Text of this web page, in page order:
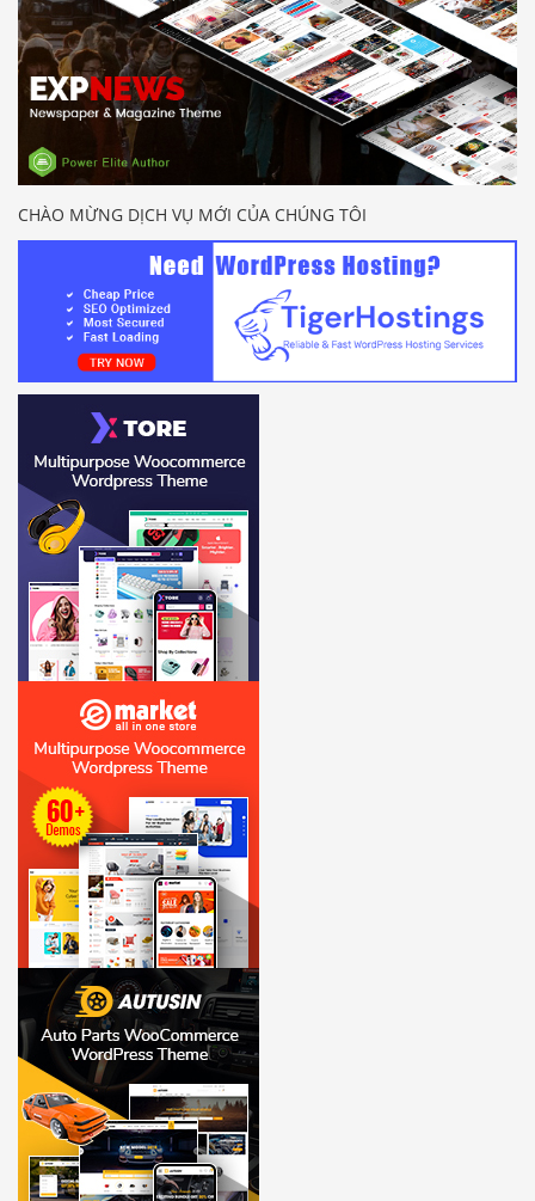
CHÀO MỪNG DỊCH VỤ MỚI CỦA CHÚNG TÔI